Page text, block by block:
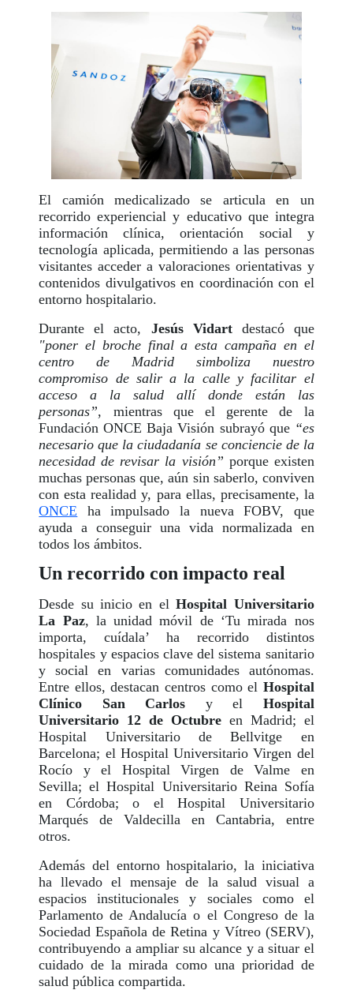
El camión medicalizado se articula en un
recorrido experiencial y educativo que integra
información clínica, orientación social y
tecnología aplicada, permitiendo a las personas
visitantes acceder a valoraciones orientativas y
contenidos divulgativos en coordinación con el
entorno hospitalario.
Durante el acto, Jesús Vidartdestacó que
"poner el broche final a esta campaña en el
centro de Madrid simboliza nuestro
compromiso de salir a la calle y facilitar el
acceso a la salud allí donde están las
personas”, mientras que el gerente de la
Fundación ONCE Baja Visión subrayó que “es
necesario que la ciudadanía se conciencie de la
necesidad de revisar la visión” porque existen
muchas personas que, aún sin saberlo, conviven
con esta realidad y, para ellas, precisamente, la
ONCE ha impulsado la nueva FOBV, que
ayuda a conseguir una vida normalizada en
todos los ámbitos.
Un recorrido con impacto real
Desde su inicio en elHospital Universitario
La Paz, la unidad móvil de ‘Tu mirada nos
importa, cuídala’ ha recorrido distintos
hospitales y espacios clave del sistema sanitario
y social en varias comunidades autónomas.
Entre ellos, destacan centros como el Hospital
Clínico San Carlos y el Hospital
Universitario 12 de Octubre en Madrid; el
Hospital Universitario de Bellvitge en
Barcelona; el Hospital Universitario Virgen del
Rocío y el Hospital Virgen de Valme en
Sevilla; el Hospital Universitario Reina Sofía
en Córdoba; o el Hospital Universitario
Marqués de Valdecilla en Cantabria, entre
otros.
Además del entorno hospitalario, la iniciativa
ha llevado el mensaje de la salud visual a
espacios institucionales y sociales como el
Parlamento de Andalucía o el Congreso de la
Sociedad Española de Retina y Vítreo (SERV),
contribuyendo a ampliar su alcance y a situar el
cuidado de la mirada como una prioridad de
salud pública compartida.